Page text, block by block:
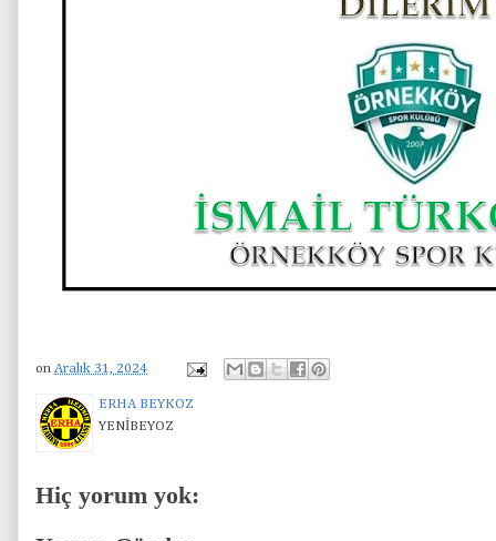
on Aralık 31, 2024
ERHA BEYKOZ
YENİBEYOZ
Hiç yorum yok: